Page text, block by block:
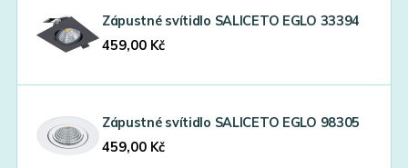
Zápustné svítidlo SALICETO EGLO 33394
459,00 Kč
Zápustné svítidlo SALICETO EGLO 98305
459,00 Kč